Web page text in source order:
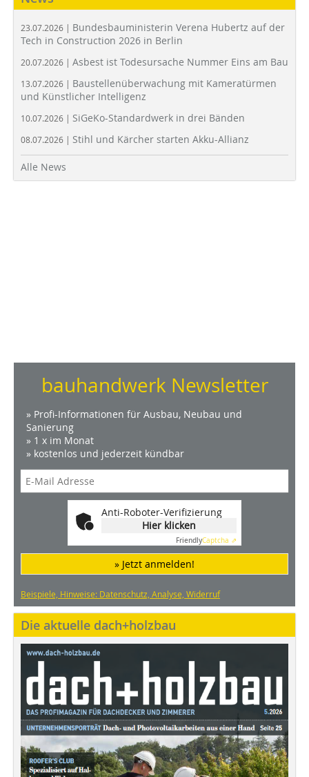
23.07.2026 | Bundesbauministerin Verena Hubertz auf der
Tech in Construction 2026 in Berlin
20.07.2026 | Asbest ist Todesursache Nummer Eins am Bau
13.07.2026 | Baustellenüberwachung mit Kameratürmen
und Künstlicher Intelligenz
10.07.2026 | SiGeKo-Standardwerk in drei Bänden
08.07.2026 | Stihl und Kärcher starten Akku-Allianz
Alle News
bauhandwerk Newsletter
» Profi-Informationen für Ausbau, Neubau und
Sanierung
» 1 x im Monat
» kostenlos und jederzeit kündbar
Anti-Roboter-Verifizierung
Hier klicken
FriendlyCaptcha ⇗
» Jetzt anmelden!
Beispiele, Hinweise: Datenschutz, Analyse, Widerruf
Die aktuelle dach+holzbau